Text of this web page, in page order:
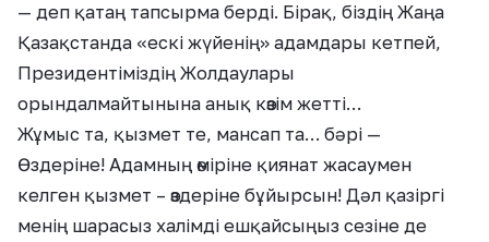
— деп қатаң тапсырма берді. Бірақ, біздің Жаңа
Қазақстанда «ескі жүйенің» адамдары кетпей,
Президентіміздің Жолдаулары
орындалмайтынына анық көзім жетті…
Жұмыс та, қызмет те, мансап та… бәрі —
Өздеріне! Адамның өміріне қиянат жасаумен
келген қызмет – өздеріне бұйырсын! Дәл қазіргі
менің шарасыз халімді ешқайсыңыз сезіне де